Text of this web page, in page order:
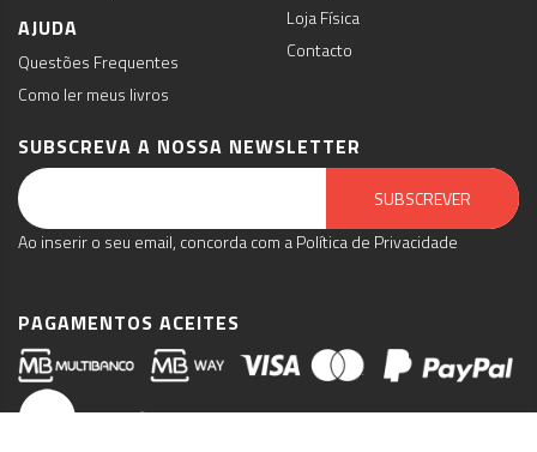
AJUDA
Questões Frequentes
Como ler meus livros
Loja Física
Contacto
SUBSCREVA A NOSSA NEWSLETTER
SUBSCREVER
Email Marketing by E-goi
Ao inserir o seu email, concorda com a Política de Privacidade
PAGAMENTOS ACEITES